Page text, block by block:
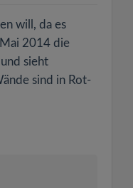
will, da es
2014 die
sieht
sind in Rot-